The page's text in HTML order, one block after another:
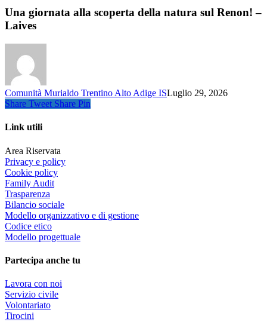
Una giornata alla scoperta della natura sul Renon! –
Laives
Comunità Murialdo Trentino Alto Adige ISLuglio 29, 2026
Share Tweet Share Pin
Link utili
Area Riservata
Privacy e policy
Cookie policy
Family Audit
Trasparenza
Bilancio sociale
Modello organizzativo e di gestione
Codice etico
Modello progettuale
Partecipa anche tu
Lavora con noi
Servizio civile
Volontariato
Tirocini